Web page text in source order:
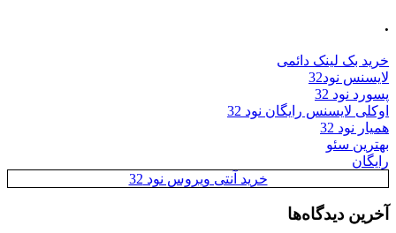
.
خرید بک لینک دائمی
لایسنس نود32
پسورد نود 32
اوکلی لایسنس رایگان نود 32
همیار نود 32
بهترین سئو
رایگان
خرید آنتی ویروس نود 32
آخرین دیدگاه‌ها